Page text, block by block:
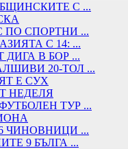
С ...
СПОРТНИ ...
С 14: ...
В БОР ...
20-ТОЛ ...
Е СУХ
НЕДЕЛЯ
ТУР ...
ЧИНОВНИЦИ ...
9 БЪЛГА ...